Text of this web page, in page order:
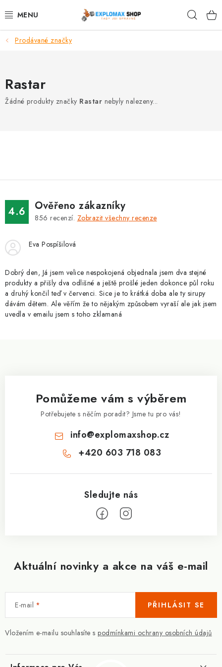
na
%AKCE
ZNAČKY
Kontakty Slovník pojmů
Podmínky ochrany osobních údajů
Doprava a platba
Slevový systém
Vše o nákupu
Prodávané značky
Rastar
Žádné produkty značky Rastar nebyly nalezeny...
4.6 Ověřeno zákazníky
856 recenzí. Zobrazit všechny recenze
Eva Pospíšilová
Dobrý den, Já jsem velice nespokojená objednala jsem dva stejné
produkty a přišly dva odlišné a ještě prošlé jeden dokonce půl roku
a druhý končil teď v červenci. Sice je to krátká doba ale ty sirupy
dávám dětem. Ale věřím že to nějakým způsobem vyraší ale jak jsem
uvedla v emailu jsem s toho zklamaná
Aktuální novinky a akce na váš e-mail
E-mail
Vložením e-mailu souhlasíte s podmínkami ochrany osobních údajů
PŘIHLÁSIT SE
Pomůžeme vám s výběrem
Potřebujete s něčím poradit? Jsme tu pro vás!
info@explomaxshop.cz
+420 603 718 083